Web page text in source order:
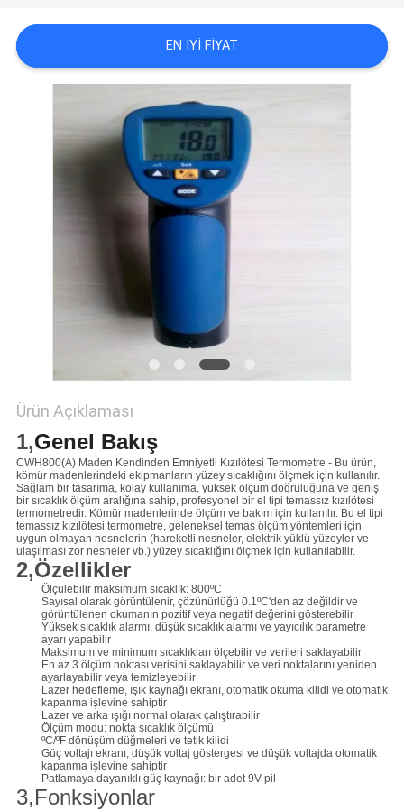
TEKLIF
HARITASI
EN IYI FIYAT
Ürün Açıklaması
1,Genel Bakış
CWH800(A) Maden Kendinden Emniyetli Kızılötesi Termometre - Bu ürün,
kömür madenlerindeki ekipmanların yüzey sıcaklığını ölçmek için kullanılır.
Sağlam bir tasarıma, kolay kullanıma, yüksek ölçüm doğruluğuna ve geniş
bir sıcaklık ölçüm aralığına sahip, profesyonel bir el tipi temassız kızılötesi
termometredir. Kömür madenlerinde ölçüm ve bakım için kullanılır. Bu el tipi
temassız kızılötesi termometre, geleneksel temas ölçüm yöntemleri için
uygun olmayan nesnelerin (hareketli nesneler, elektrik yüklü yüzeyler ve
ulaşılması zor nesneler vb.) yüzey sıcaklığını ölçmek için kullanılabilir.
2,Özellikler
Ölçülebilir maksimum sıcaklık: 800ºC
Sayısal olarak görüntülenir, çözünürlüğü 0.1ºC'den az değildir ve
görüntülenen okumanın pozitif veya negatif değerini gösterebilir
Yüksek sıcaklık alarmı, düşük sıcaklık alarmı ve yayıcılık parametre
ayarı yapabilir
Maksimum ve minimum sıcaklıkları ölçebilir ve verileri saklayabilir
En az 3 ölçüm noktası verisini saklayabilir ve veri noktalarını yeniden
ayarlayabilir veya temizleyebilir
Lazer hedefleme, ışık kaynağı ekranı, otomatik okuma kilidi ve otomatik
kapanma işlevine sahiptir
Lazer ve arka ışığı normal olarak çalıştırabilir
Ölçüm modu: nokta sıcaklık ölçümü
ºC/ºF dönüşüm düğmeleri ve tetik kilidi
Güç voltajı ekranı, düşük voltaj göstergesi ve düşük voltajda otomatik
kapanma işlevine sahiptir
Patlamaya dayanıklı güç kaynağı: bir adet 9V pil
3,Fonksiyonlar